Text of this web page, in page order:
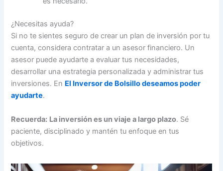
¿Necesitas ayuda?
Si no te sientes seguro de crear un plan de inversión por tu
cuenta, considera contratar a un asesor financiero. Un
asesor puede ayudarte a evaluar tus necesidades,
desarrollar una estrategia personalizada y administrar tus
inversiones. En El Inversor de Bolsillo deseamos poder
ayudarte.
Recuerda: La inversión es un viaje a largo plazo. Sé
paciente, disciplinado y mantén tu enfoque en tus
objetivos.